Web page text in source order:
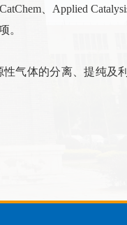
Applied
。
气体的分离、提纯及